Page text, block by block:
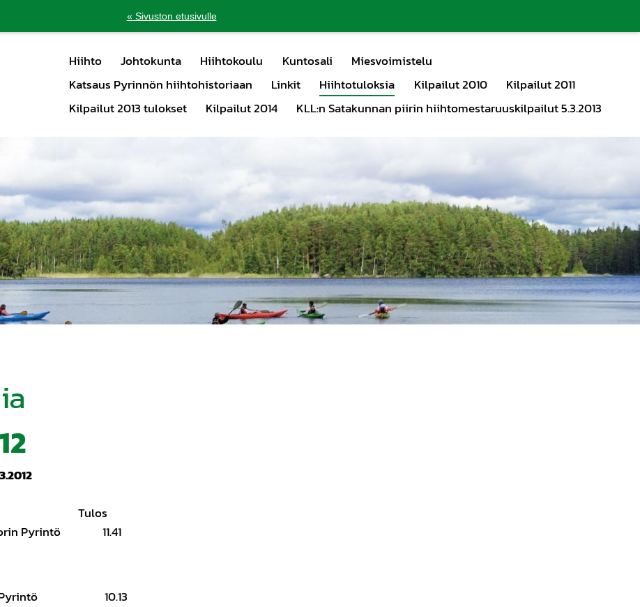
« Sivuston etusivulle
Hiihto Johtokunta Hiihtokoulu Kuntosali
Miesvoimistelu
Katsaus Pyrinnön hiihtohistoriaan
Linkit Hiihtotuloksia Kilpailut 2010
Kilpailut 2011
Kilpailut 2013 tulokset
Kilpailut 2014 KLL:n Satakunnan piirin hiihtomestaruuskilpailut 5.3.2013
km V Tulos
Pyrintö 11.41
Pyrintö 10.13